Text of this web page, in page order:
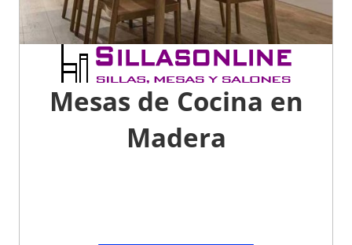
Mesas de Cocina en
Madera